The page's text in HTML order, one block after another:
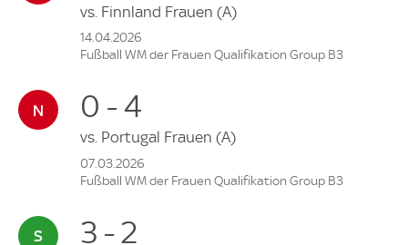
vs. Finnland Frauen (A)
14.04.2026
Fußball WM der Frauen Qualifikation Group B3
0 - 4
vs. Portugal Frauen (A)
07.03.2026
Fußball WM der Frauen Qualifikation Group B3
3 - 2